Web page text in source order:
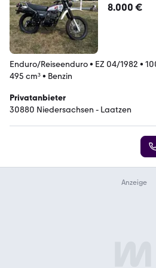
8.000 €
Enduro/Reiseenduro• EZ 04/1982 •
495 cm³• Benzin
Privatanbieter
30880 Niedersachsen - Laatzen